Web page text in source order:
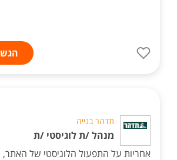
תדהר בנייה
מנהל /ת לוגיסטי /ת
אחריות על התפעול הלוגיסטי של האתר,